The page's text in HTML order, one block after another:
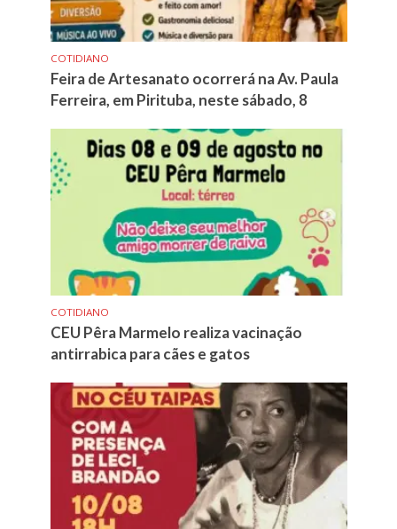
COTIDIANO
Feira de Artesanato ocorrerá na Av. Paula
Ferreira, em Pirituba, neste sábado, 8
COTIDIANO
CEU Pêra Marmelo realiza vacinação
antirrabica para cães e gatos